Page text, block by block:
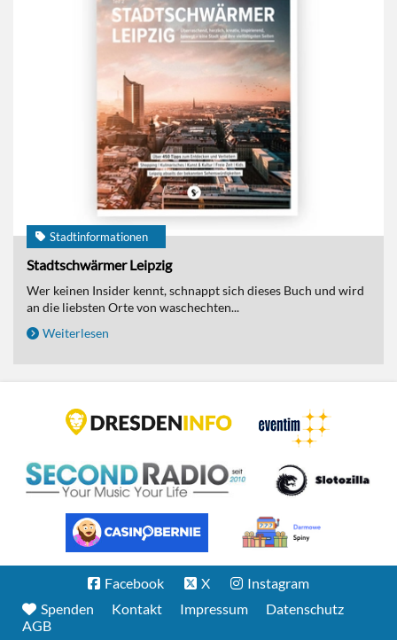
Stadtinformationen
Stadtschwärmer Leipzig
Wer keinen Insider kennt, schnappt sich dieses Buch und wird
an die liebsten Orte von waschechten...
Weiterlesen
Facebook X
Instagram
Spenden
Kontakt Impressum
Datenschutz
AGB